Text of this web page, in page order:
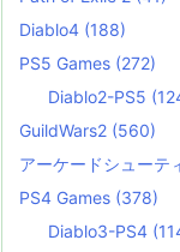
Diablo4 (188)
PS5 Games (272)
Diablo2-PS5
GuildWars2 (560)
アーケードシューテ
PS4 Games (378)
Diablo3-PS4